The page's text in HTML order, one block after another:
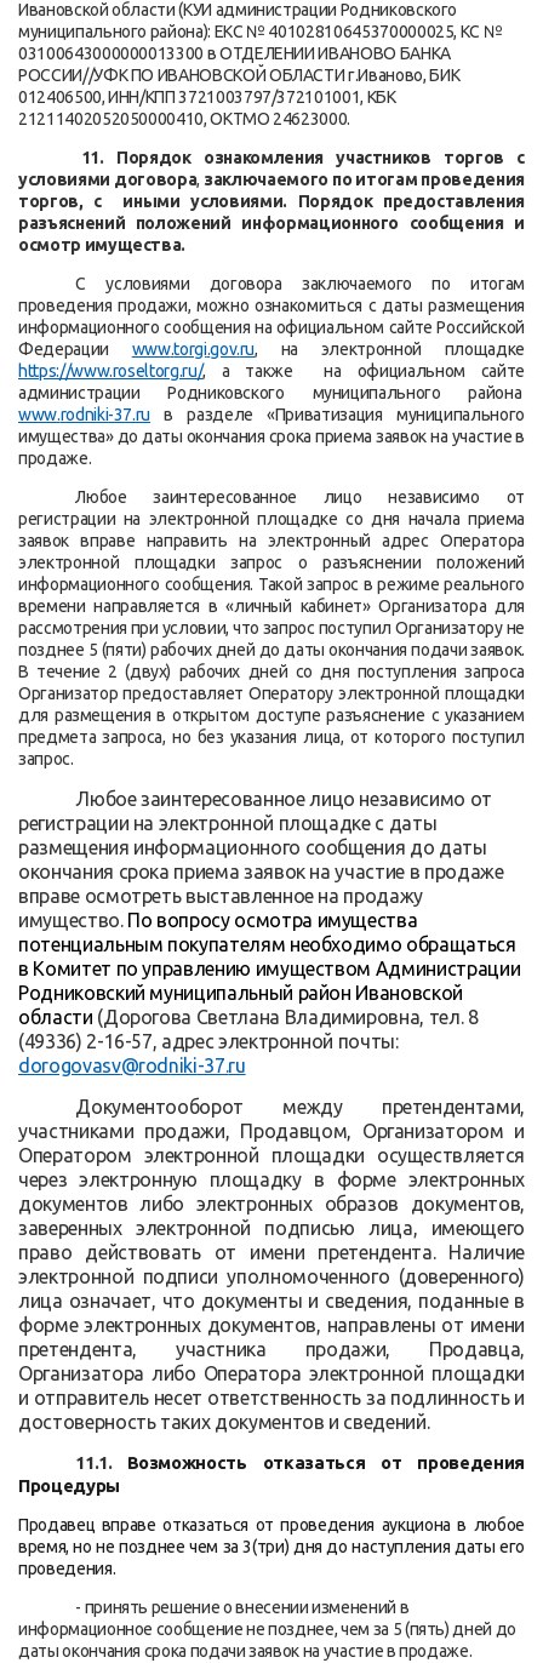
Ивановской области (КУИ администрации Родниковского
муниципального района): ЕКС № 40102810645370000025, КС №
03100643000000013300 в ОТДЕЛЕНИИ ИВАНОВО БАНКА
РОССИИ//УФК ПО ИВАНОВСКОЙ ОБЛАСТИ г.Иваново, БИК
012406500, ИНН/КПП 3721003797/372101001, КБК
21211402052050000410, ОКТМО 24623000.
11. Порядок ознакомления участников торгов с
условиями договора, заключаемого по итогам проведения
торгов, с иными условиями. Порядок предоставления
разъяснений положений информационного сообщения и
осмотр имущества.
С условиями договора заключаемого по итогам
проведения продажи, можно ознакомиться с даты размещения
информационного сообщения на официальном сайте Российской
Федерации www.torgi.gov.ru, на электронной площадке
https://www.roseltorg.ru/, а также на официальном сайте
администрации Родниковского муниципального района
www.rodniki-37.ru в разделе «Приватизация муниципального
имущества» до даты окончания срока приема заявок на участие в
продаже.
Любое заинтересованное лицо независимо от
регистрации на электронной площадке со дня начала приема
заявок вправе направить на электронный адрес Оператора
электронной площадки запрос о разъяснении положений
информационного сообщения. Такой запрос в режиме реального
времени направляется в «личный кабинет» Организатора для
рассмотрения при условии, что запрос поступил Организатору не
позднее 5 (пяти) рабочих дней до даты окончания подачи заявок.
В течение 2 (двух) рабочих дней со дня поступления запроса
Организатор предоставляет Оператору электронной площадки
для размещения в открытом доступе разъяснение с указанием
предмета запроса, но без указания лица, от которого поступил
запрос.
Любое заинтересованное лицо независимо от
регистрации на электронной площадке с даты
размещения информационного сообщения до даты
окончания срока приема заявок на участие в продаже
вправе осмотреть выставленное на продажу
имущество. По вопросу осмотра имущества
потенциальным покупателям необходимо обращаться
в Комитет по управлению имуществом Администрации
Родниковский муниципальный район Ивановской
области (Дорогова Светлана Владимировна, тел. 8
(49336) 2-16-57, адрес электронной почты:
dorogovasv@rodniki-37.ru
Документооборот между претендентами,
участниками продажи, Продавцом, Организатором и
Оператором электронной площадки осуществляется
через электронную площадку в форме электронных
документов либо электронных образов документов,
заверенных электронной подписью лица, имеющего
право действовать от имени претендента. Наличие
электронной подписи уполномоченного (доверенного)
лица означает, что документы и сведения, поданные в
форме электронных документов, направлены от имени
претендента, участника продажи, Продавца,
Организатора либо Оператора электронной площадки
и отправитель несет ответственность за подлинность и
достоверность таких документов и сведений.
11.1.
Возможность отказаться от проведения
Процедуры
Продавец вправе отказаться от проведения аукциона в любое
время, но не позднее чем за 3(три) дня до наступления даты его
проведения.
- принять решение о внесении изменений в
информационное сообщение не позднее, чем за 5 (пять) дней до
даты окончания срока подачи заявок на участие в продаже.